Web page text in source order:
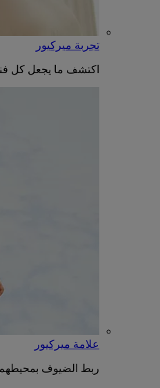
تجربة ميركيور
اكتشف ما يجعل كل
علامة ميركيور
ربط الضيوف بمحيطهم